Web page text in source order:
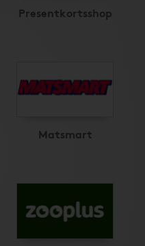
Presentkortsshop
Matsmart